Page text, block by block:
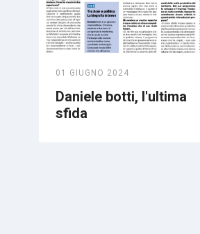
01 GIUGNO 2024
Daniele botti, l'ultima
sfida